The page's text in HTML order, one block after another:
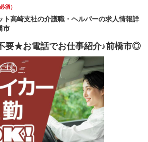
須）
ト高崎支社の介護職・ヘルパーの求人情報詳
市
要★お電話でお仕事紹介♪前橋市◎